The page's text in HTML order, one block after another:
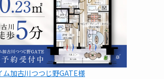
ム加古川つつじ野GATE様